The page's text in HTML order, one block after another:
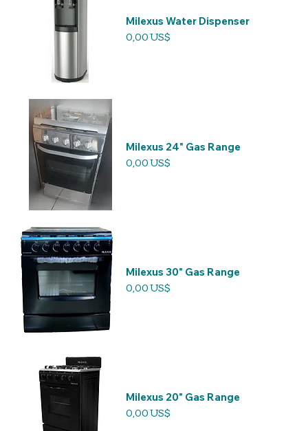
Milexus Water Dispenser
Precio
0,00 US$
Milexus 24" Gas Range
Precio
0,00 US$
Milexus 30" Gas Range
Precio
0,00 US$
Milexus 20" Gas Range
Precio
0,00 US$